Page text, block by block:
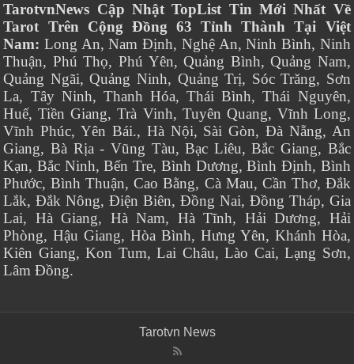
TarotvnNews Cập Nhật TopList Tin Mới Nhất Về
Tarot Trên Cộng Đồng 63 Tỉnh Thành Tại Việt
Nam: Long An, Nam Định, Nghệ An, Ninh Bình, Ninh
Thuận, Phú Thọ, Phú Yên, Quảng Bình, Quảng Nam,
Quảng Ngãi, Quảng Ninh, Quảng Trị, Sóc Trăng, Sơn
La, Tây Ninh, Thanh Hóa, Thái Bình, Thái Nguyên,
Huế, Tiền Giang, Trà Vinh, Tuyên Quang, Vĩnh Long,
Vĩnh Phúc, Yên Bái., Hà Nội, Sài Gòn, Đà Nẵng, An
Giang, Bà Rịa - Vũng Tàu, Bạc Liêu, Bắc Giang, Bắc
Kạn, Bắc Ninh, Bến Tre, Bình Dương, Bình Định, Bình
Phước, Bình Thuận, Cao Bằng, Cà Mau, Cần Thơ, Đắk
Lắk, Đắk Nông, Điện Biên, Đồng Nai, Đồng Tháp, Gia
Lai, Hà Giang, Hà Nam, Hà Tĩnh, Hải Dương, Hải
Phòng, Hậu Giang, Hòa Bình, Hưng Yên, Khánh Hòa,
Kiên Giang, Kon Tum, Lai Châu, Lào Cai, Lạng Sơn,
Lâm Đồng.
Tarotvn News